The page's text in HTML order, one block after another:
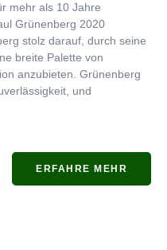
mehr als 10 Jahre
Grünenberg 2020
stolz darauf, durch seine
breite Palette von
anzubieten. Grünenberg
und
ERFAHRE MEHR